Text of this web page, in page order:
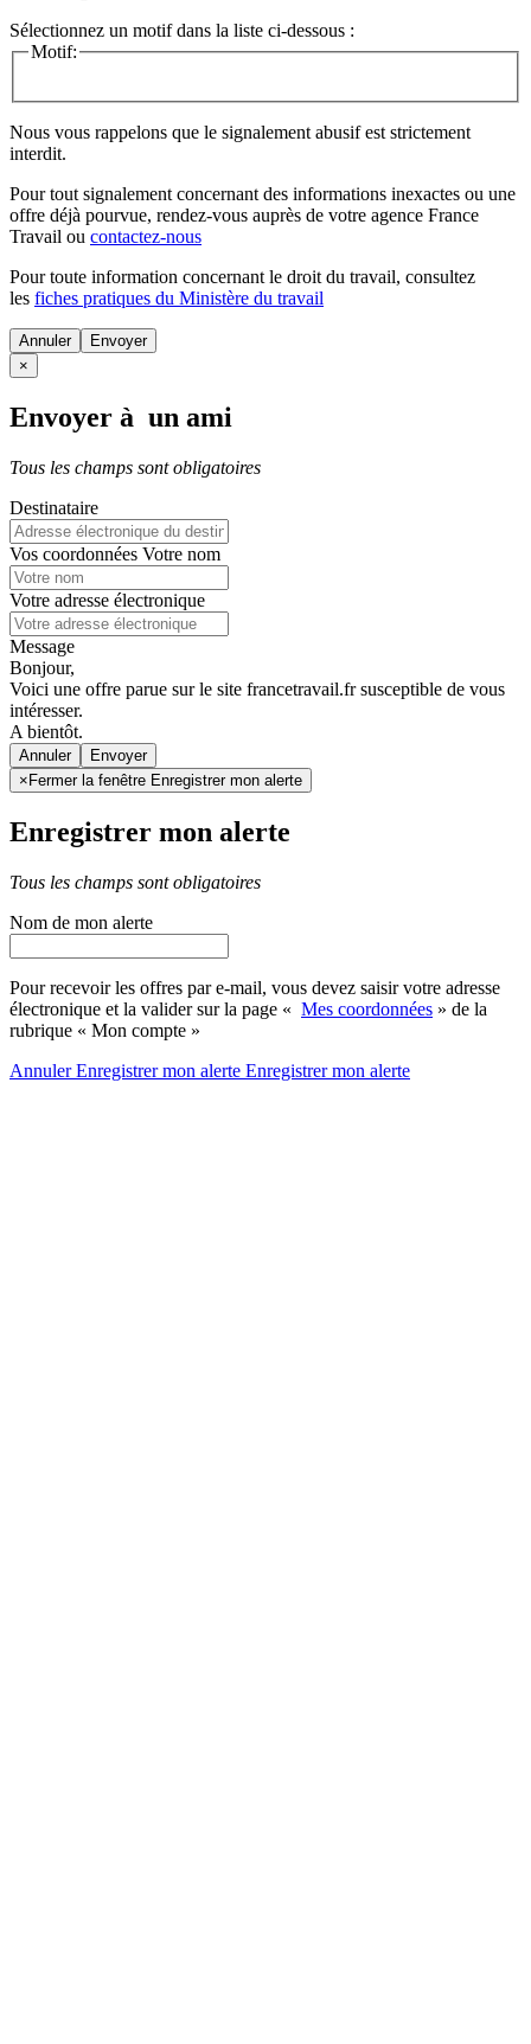
Sélectionnez un motif dans la liste ci-dessous :
Motif:
Nous vous rappelons que le signalement abusif est strictement
interdit.
Pour tout signalement concernant des informations inexactes ou une
offre déjà pourvue, rendez-vous auprès de votre agence France
Travail ou contactez-nous
Pour toute information concernant le droit du travail, consultez
les fiches pratiques du Ministère du travail
Annuler
×
Envoyer à un ami
Tous les champs sont obligatoires
Destinataire
Vos coordonnées Votre nom
Votre adresse électronique
Message
Bonjour,
Voici une offre parue sur le site francetravail.fr susceptible de vous
intéresser.
A bientôt.
Annuler
× Fermer la fenêtre Enregistrer mon alerte
Enregistrer mon alerte
Tous les champs sont obligatoires
Nom de mon alerte
Pour recevoir les offres par e-mail, vous devez saisir votre adresse
électronique et la valider sur la page « Mes coordonnées » de la
rubrique « Mon compte »
AnnulerEnregistrer mon alerte Enregistrermon alerte